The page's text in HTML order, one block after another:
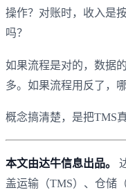
操作？对账时，收入是
吗？
如果流程是对的，数据
多。如果流程用反了，
概念搞清楚，是把TMS
本文由达牛信息出品。
盖运输（TMS）、仓储